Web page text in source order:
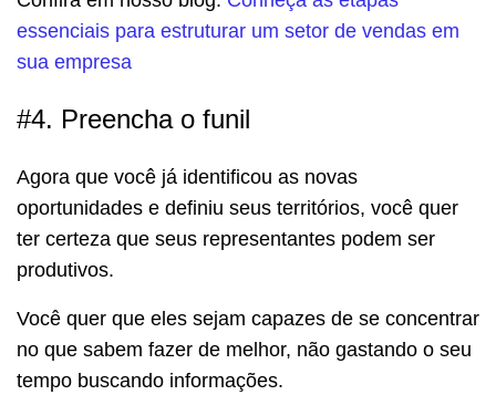
essenciais para estruturar um setor de vendas em
sua empresa
#4. Preencha o funil
Agora que você já identificou as novas
oportunidades e definiu seus territórios, você quer
ter certeza que seus representantes podem ser
produtivos.
Você quer que eles sejam capazes de se concentrar
no que sabem fazer de melhor, não gastando o seu
tempo buscando informações.